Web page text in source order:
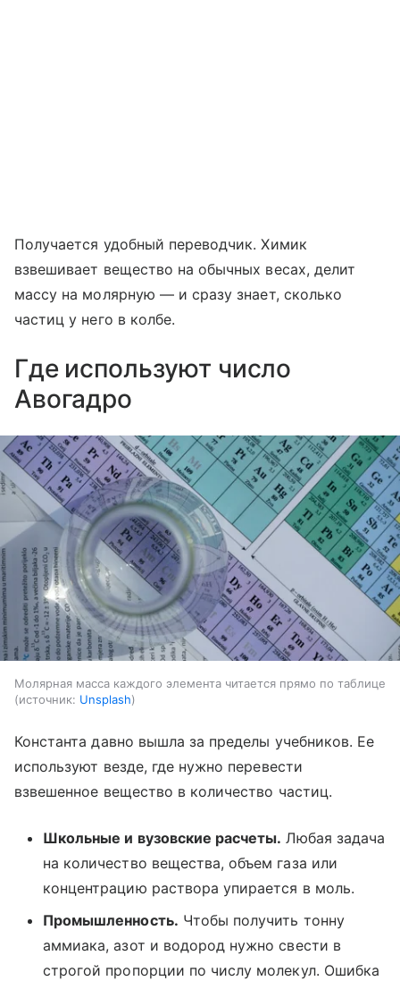
Получается удобный переводчик. Химик
взвешивает вещество на обычных весах, делит
массу на молярную — и сразу знает, сколько
частиц у него в колбе.
Где используют число
Авогадро
Молярная масса каждого элемента читается прямо по таблице
источник: Unsplash
Константа давно вышла за пределы учебников. Ее
используют везде, где нужно перевести
взвешенное вещество в количество частиц.
Школьные и вузовские расчеты. Любая задача
на количество вещества, объем газа или
концентрацию раствора упирается в моль.
Промышленность. Чтобы получить тонну
аммиака, азот и водород нужно свести в
строгой пропорции по числу молекул. Ошибка